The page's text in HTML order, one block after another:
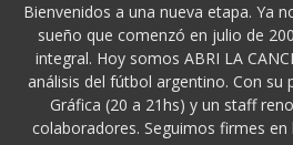
Bienvenidos a una nueva etapa. Ya
sueño que comenzó en julio de
integral. Hoy somos ABRI LA
análisis del fútbol argentino. Con su
Gráfica (20 a 21hs) y un staff
colaboradores. Seguimos firmes